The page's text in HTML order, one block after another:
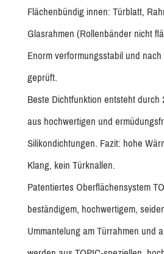
Flächenbündig innen: Türblatt,
Glasrahmen (Rollenbänder nicht
Enorm verformungsstabil und
geprüft.
Beste Dichtfunktion entsteht
aus hochwertigen und
Silikondichtungen. Fazit: hohe
Klang, kein Türknallen.
Patentiertes Oberflächensystem
beständigem, hochwertigem,
Ummantelung am Türrahmen und